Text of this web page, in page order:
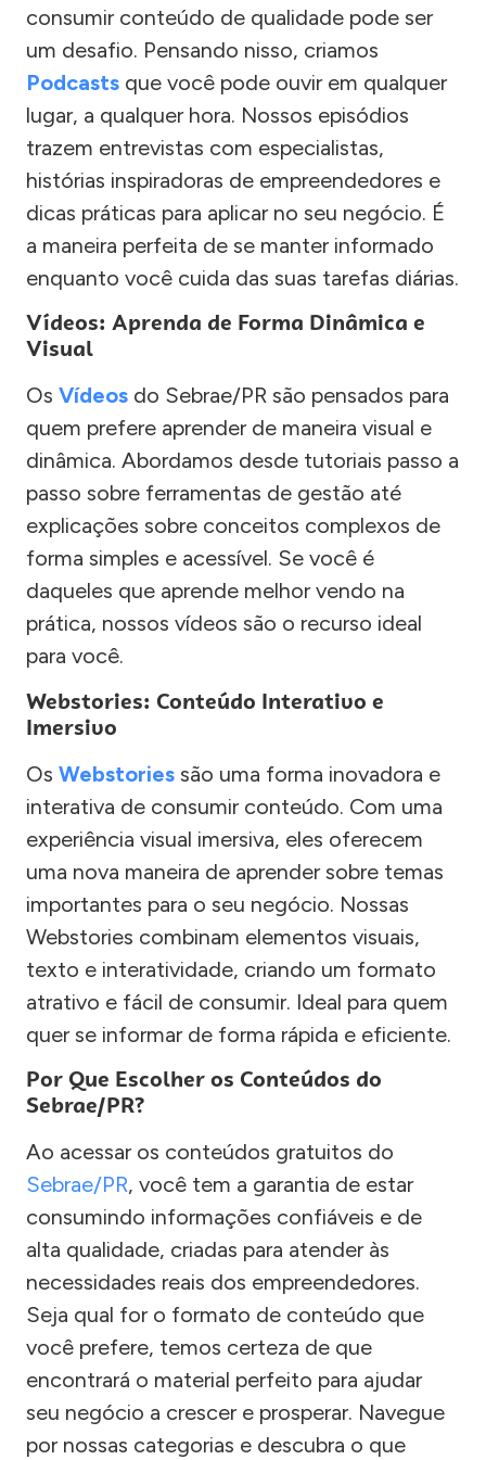
consumir conteúdo de qualidade pode ser
um desafio. Pensando nisso, criamos
Podcasts que você pode ouvir em qualquer
lugar, a qualquer hora. Nossos episódios
trazem entrevistas com especialistas,
histórias inspiradoras de empreendedores e
dicas práticas para aplicar no seu negócio. É
a maneira perfeita de se manter informado
enquanto você cuida das suas tarefas diárias.
Vídeos: Aprenda de Forma Dinâmica e
Visual
Os Vídeos do Sebrae/PR são pensados para
quem prefere aprender de maneira visual e
dinâmica. Abordamos desde tutoriais passo a
passo sobre ferramentas de gestão até
explicações sobre conceitos complexos de
forma simples e acessível. Se você é
daqueles que aprende melhor vendo na
prática, nossos vídeos são o recurso ideal
para você.
Webstories: Conteúdo Interativo e
Imersivo
Os Webstories são uma forma inovadora e
interativa de consumir conteúdo. Com uma
experiência visual imersiva, eles oferecem
uma nova maneira de aprender sobre temas
importantes para o seu negócio. Nossas
Webstories combinam elementos visuais,
texto e interatividade, criando um formato
atrativo e fácil de consumir. Ideal para quem
quer se informar de forma rápida e eficiente.
Por Que Escolher os Conteúdos do
Sebrae/PR?
Ao acessar os conteúdos gratuitos do
Sebrae/PR, você tem a garantia de estar
consumindo informações confiáveis e de
alta qualidade, criadas para atender às
necessidades reais dos empreendedores.
Seja qual for o formato de conteúdo que
você prefere, temos certeza de que
encontrará o material perfeito para ajudar
seu negócio a crescer e prosperar. Navegue
por nossas categorias e descubra o que